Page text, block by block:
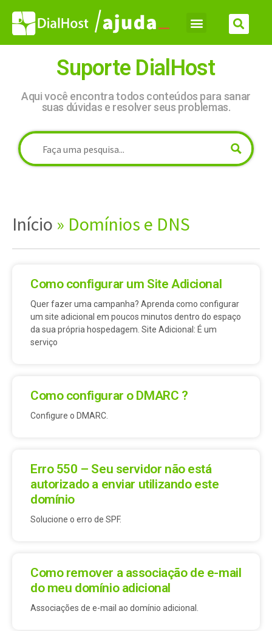
Suporte DialHost
Aqui você encontra todos conteúdos para sanar
suas dúvidas e resolver seus problemas.
Início » Domínios e DNS
Como configurar um Site Adicional
Quer fazer uma campanha? Aprenda como configurar
um site adicional em poucos minutos dentro do espaço
da sua própria hospedagem. Site Adicional: É um
serviço
Como configurar o DMARC ?
Configure o DMARC.
Erro 550 – Seu servidor não está
autorizado a enviar utilizando este
domínio
Solucione o erro de SPF.
Como remover a associação de e-mail
do meu domínio adicional
Associações de e-mail ao domínio adicional.